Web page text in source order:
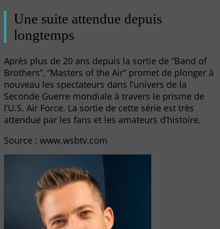
Une suite attendue depuis
longtemps
Après plus de 20 ans depuis la sortie de “Band of
Brothers”, “Masters of the Air” promet de plonger à
nouveau les spectateurs dans l’univers de la
Seconde Guerre mondiale à travers le prisme de
l’U.S. Air Force. La sortie de cette série est très
attendue par les fans et les amateurs d’histoire.
Source : www.wsbtv.com